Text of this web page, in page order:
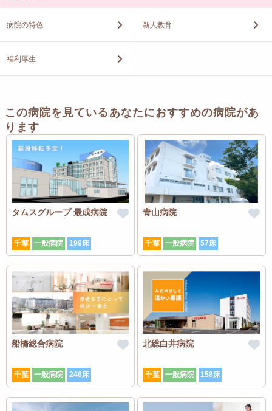
病院の特色 新人教育
福利厚生
この病院を見ているあなたにおすすめの病院があ
ります
タムスグループ 最成病院
千葉 一般病院 199床
青山病院
千葉 一般病院 57床
船橋総合病院
千葉 一般病院 246床
北総白井病院
千葉 一般病院 158床